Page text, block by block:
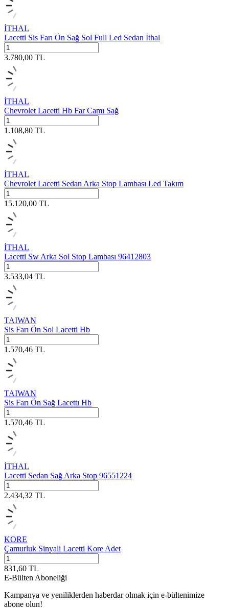
İTHAL
Lacetti Sis Farı Ön Sağ Sol Full Led Sedan İthal
3.780,00 TL
İTHAL
Chevrolet Lacetti Hb Far Camı Sağ
1.108,80 TL
İTHAL
Chevrolet Lacetti Sedan Arka Stop Lambası Led Takım
15.120,00 TL
İTHAL
Lacetti Sw Arka Sol Stop Lambası 96412803
3.533,04 TL
TAIWAN
Sis Farı Ön Sol Lacetti Hb
1.570,46 TL
TAIWAN
Sis Farı Ön Sağ Lacettı Hb
1.570,46 TL
İTHAL
Lacetti Sedan Sağ Arka Stop 96551224
2.434,32 TL
KORE
Çamurluk Sinyali Lacetti Kore Adet
831,60 TL
E-Bülten Aboneliği
Kampanya ve yeniliklerden haberdar olmak için e-bültenimize
abone olun!